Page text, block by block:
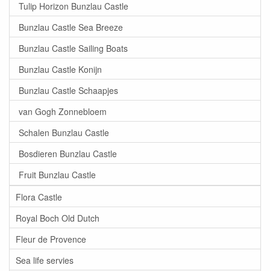
Tulip Horizon Bunzlau Castle
Bunzlau Castle Sea Breeze
Bunzlau Castle Sailing Boats
Bunzlau Castle Konijn
Bunzlau Castle Schaapjes
van Gogh Zonnebloem
Schalen Bunzlau Castle
Bosdieren Bunzlau Castle
Fruit Bunzlau Castle
Flora Castle
Royal Boch Old Dutch
Fleur de Provence
Sea life servies